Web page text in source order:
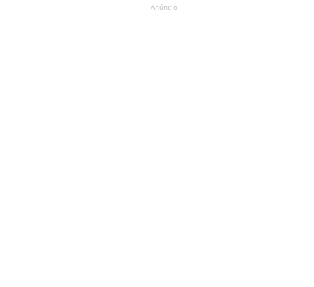
- Anúncio -